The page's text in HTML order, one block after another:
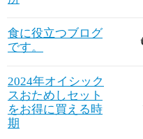
食に役立つブログ
です。
2024年オイシック
スおためしセット
をお得に買える時
期